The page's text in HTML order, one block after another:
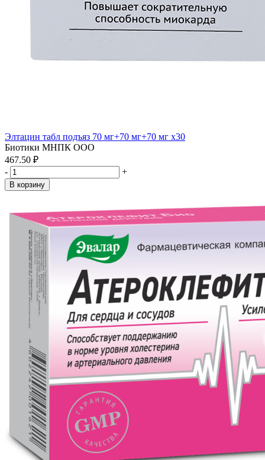
Элтацин табл подъяз 70 мг+70 мг+70 мг x30
Биотики МНПК ООО
467.50 ₽
-
+
В корзину